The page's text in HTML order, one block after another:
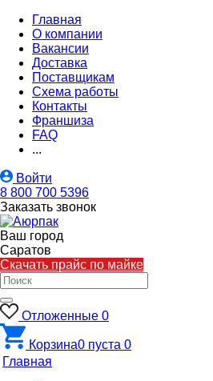
Главная
О компании
Вакансии
Доставка
Поставщикам
Схема работы
Контакты
Франшиза
FAQ
...
Войти
8 800 700 5396
Заказать звонок
Ваш город
Саратов
Скачать прайс по майке
Отложенные 0
Корзина0 пуста 0
Главная